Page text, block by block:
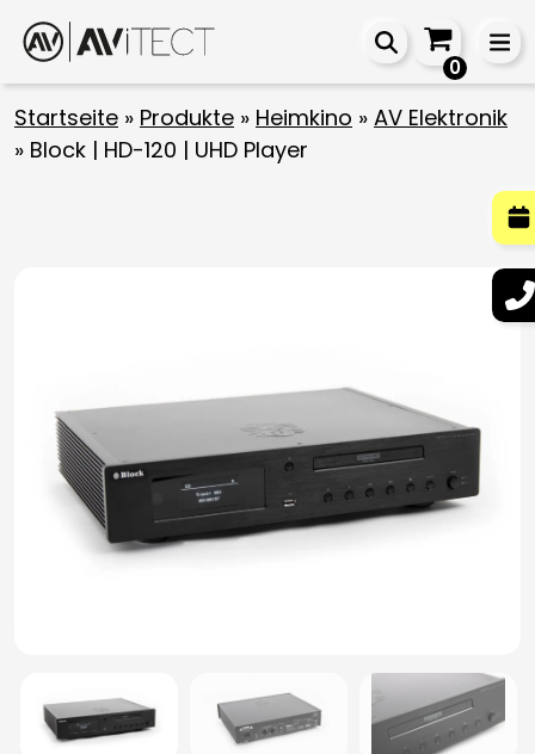
0
Startseite » Produkte » Heimkino » AV Elektronik
» Block | HD-120 | UHD Player